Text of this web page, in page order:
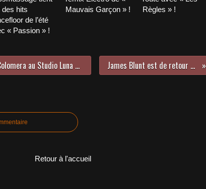
des hits
de l’été
« Passion » !
Mauvais Garçon » !
Règles » !
Rencontre avec Marie Colomera au Studio Luna Rossa à l’occasion de la parution de « Farniente » ! James Blunt est de retour avec l’excellent « Beside You » !
Retour à l'accueil